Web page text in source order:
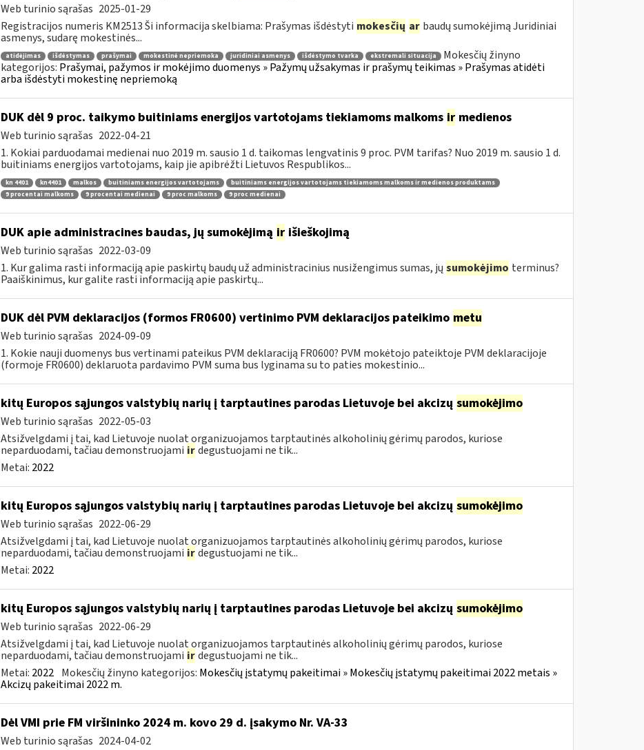
Web turinio sąrašas 2025-01-29
Registracijos numeris KM2513 Ši informacija skelbiama: Prašymas išdėstyti mokesčių ar baudų sumokėjimą Juridiniai
asmenys, sudarę mokestinės...
atidėjimas išdėstymas prašymai mokestinė nepriemoka juridiniai asmenys išdėstymo tvarka ekstremali situacija
Mokesčių žinyno
kategorijos: Prašymai, pažymos ir mokėjimo duomenys » Pažymų užsakymas ir prašymų teikimas » Prašymas atidėti
arba išdėstyti mokestinę nepriemoką
DUK dėl 9 proc. taikymo buitiniams energijos vartotojams tiekiamoms malkoms irmedienos
Web turinio sąrašas 2022-04-21
1. Kokiai parduodamai medienai nuo 2019 m. sausio 1 d. taikomas lengvatinis 9 proc. PVM tarifas? Nuo 2019 m. sausio 1 d.
buitiniams energijos vartotojams, kaip jie apibrėžti Lietuvos Respublikos...
kn 4401 kn4401 malkos buitiniams energijos vartotojams
buitiniams energijos vartotojams tiekiamoms malkoms ir medienos produktams
9 procentai malkoms
9 procentai medienai 9 proc malkoms 9 proc medienai
DUK apie administracines baudas, jų sumokėjimą irišieškojimą
Web turinio sąrašas 2022-03-09
1. Kur galima rasti informaciją apie paskirtų baudų už administracinius nusižengimus sumas, jų sumokėjimo terminus?
Paaiškinimus, kur galite rasti informaciją apie paskirtų...
DUK dėl PVM deklaracijos (formos FR0600) vertinimo PVM deklaracijos pateikimo metu
Web turinio sąrašas 2024-09-09
1. Kokie nauji duomenys bus vertinami pateikus PVM deklaraciją FR0600? PVM mokėtojo pateiktoje PVM deklaracijoje
(formoje FR0600) deklaruota pardavimo PVM suma bus lyginama su to paties mokestinio...
kitų Europos sąjungos valstybių narių į tarptautines parodas Lietuvoje bei akcizų sumokėjimo
Web turinio sąrašas 2022-05-03
Atsižvelgdami į tai, kad Lietuvoje nuolat organizuojamos tarptautinės alkoholinių gėrimų parodos, kuriose
neparduodami, tačiau demonstruojami ir degustuojami ne tik...
Metai: 2022
kitų Europos sąjungos valstybių narių į tarptautines parodas Lietuvoje bei akcizų sumokėjimo
Web turinio sąrašas 2022-06-29
Atsižvelgdami į tai, kad Lietuvoje nuolat organizuojamos tarptautinės alkoholinių gėrimų parodos, kuriose
neparduodami, tačiau demonstruojami ir degustuojami ne tik...
Metai: 2022
kitų Europos sąjungos valstybių narių į tarptautines parodas Lietuvoje bei akcizų sumokėjimo
Web turinio sąrašas 2022-06-29
Atsižvelgdami į tai, kad Lietuvoje nuolat organizuojamos tarptautinės alkoholinių gėrimų parodos, kuriose
neparduodami, tačiau demonstruojami ir degustuojami ne tik...
Metai: 2022 Mokesčių žinyno kategorijos: Mokesčių įstatymų pakeitimai » Mokesčių įstatymų pakeitimai 2022 metais »
Akcizų pakeitimai 2022 m.
Dėl VMI prie FM viršininko 2024 m. kovo 29 d. įsakymo Nr. VA-33
Web turinio sąrašas 2024-04-02